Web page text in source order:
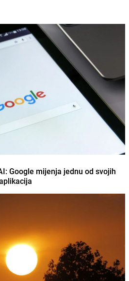
Google mijenja jednu od svojih